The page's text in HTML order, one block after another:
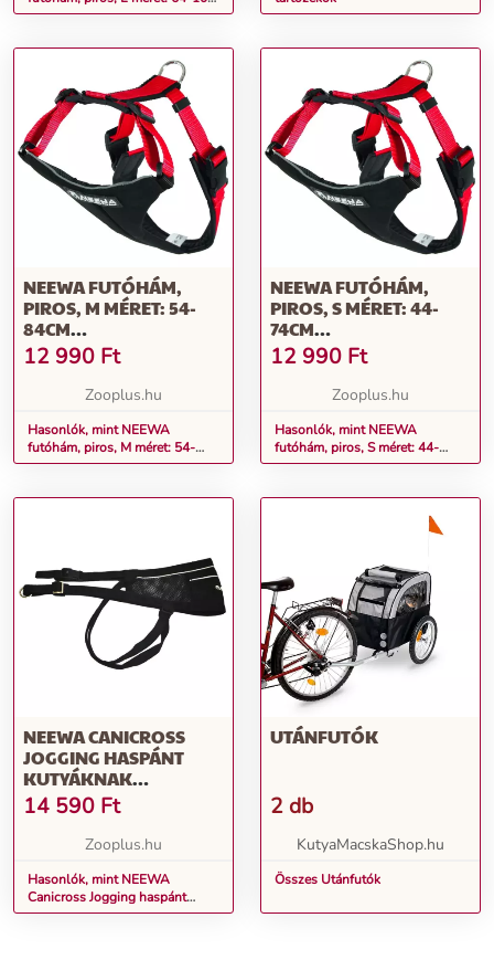
cm mellkaskörfogat, kutya
NEEWA FUTÓHÁM,
PIROS, M MÉRET: 54-
84CM
MELLKASKÖRFOGAT,
KUTYA
12 990 Ft
Zooplus.hu
Hasonlók, mint NEEWA
futóhám, piros, M méret: 54-
84cm mellkaskörfogat, kutya
NEEWA FUTÓHÁM,
PIROS, S MÉRET: 44-
74CM
MELLKASKÖRFOGAT,
KUTYA
12 990 Ft
Zooplus.hu
Hasonlók, mint NEEWA
futóhám, piros, S méret: 44-
74cm mellkaskörfogat, kutya
NEEWA CANICROSS
JOGGING HASPÁNT
KUTYÁKNAK
CSÍPŐMÉRET MAX. 110
CM
14 590 Ft
Zooplus.hu
Hasonlók, mint NEEWA
Canicross Jogging haspánt
kutyáknak csípőméret max. 110
UTÁNFUTÓK
2 db
KutyaMacskaShop.hu
Összes Utánfutók